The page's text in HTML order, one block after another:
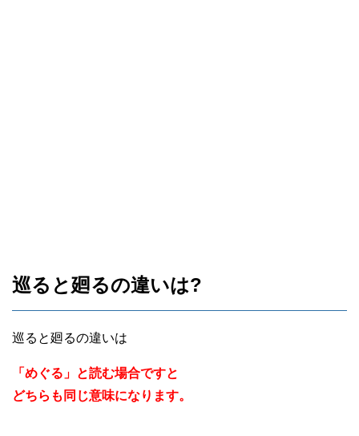
巡ると廻るの違いは?
巡ると廻るの違いは
「めぐる」と読む場合ですと
どちらも同じ意味になります。